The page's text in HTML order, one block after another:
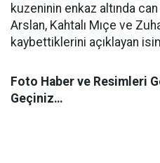
kuzeninin enkaz altında
Arslan, Kahtalı Mıçe ve
kaybettiklerini açıklayan
Foto Haber ve Resimleri
Geçiniz…